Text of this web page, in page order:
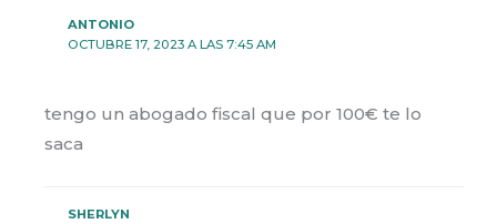
ANTONIO
OCTUBRE 17, 2023 A LAS 7:45 AM
tengo un abogado fiscal que por 100€ te lo
saca
SHERLYN